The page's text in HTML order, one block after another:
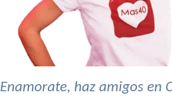
Enamorate, haz amigos en